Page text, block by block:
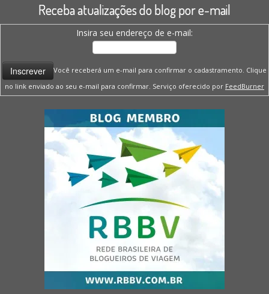
Receba atualizações do blog por e-mail
Insira seu endereço de e-mail:
Você receberá um e-mail para confirmar o cadastramento. Clique
no link enviado ao seu e-mail para confirmar. Serviço oferecido por FeedBurner